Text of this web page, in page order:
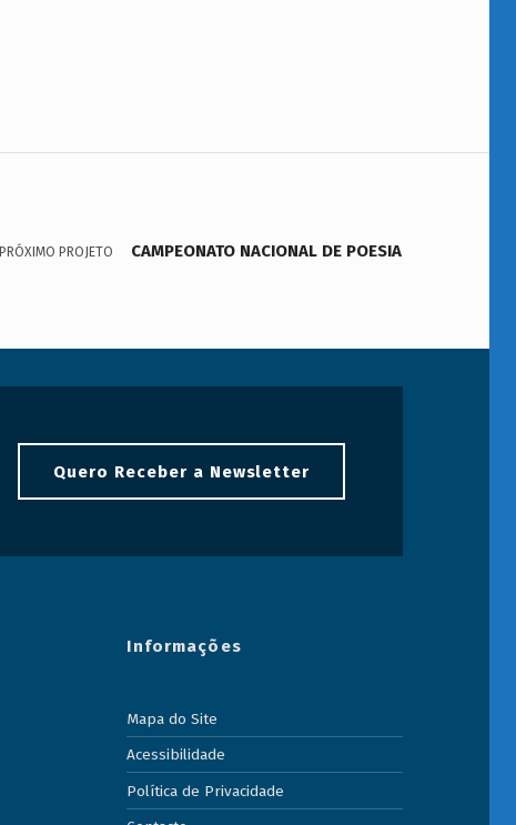
PRÓXIMO PROJETO CAMPEONATO NACIONAL DE POESIA
Quero Receber a Newsletter
Informações
Mapa do Site
Acessibilidade
Política de Privacidade